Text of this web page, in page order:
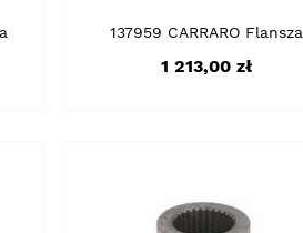
137959 CARRARO Flansza
Cena
1 213,00 zł